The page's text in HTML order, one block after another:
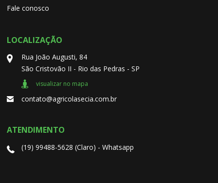
Fale conosco
LOCALIZAÇÃO
Rua João Augusti, 84
São Cristovão II - Rio das Pedras - SP
visualizar no mapa
contato@agricolasecia.com.br
ATENDIMENTO
(19) 99488-5628 (Claro) - Whatsapp